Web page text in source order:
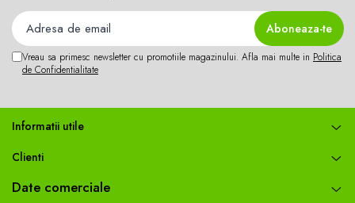
Vreau sa primesc newsletter cu promotiile magazinului. Afla mai multe in Politica
de Confidentialitate
Informatii utile
Clienti
Date comerciale